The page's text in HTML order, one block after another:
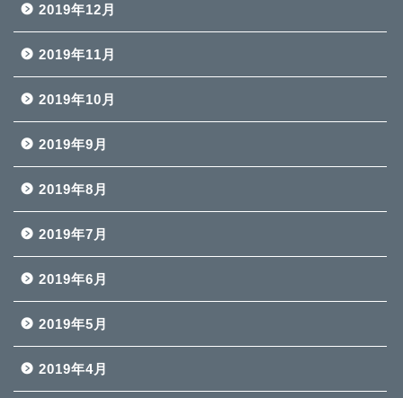
2019年12月
2019年11月
2019年10月
2019年9月
2019年8月
2019年7月
2019年6月
2019年5月
2019年4月